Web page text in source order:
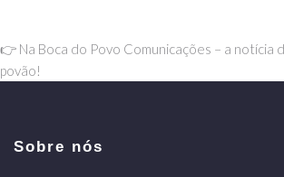
👉 Na Boca do Povo Comunicações – a notícia
povão!
Sobre nós